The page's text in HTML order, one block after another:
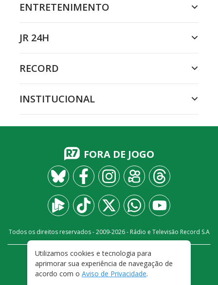
ENTRETENIMENTO
JR 24H
RECORD
INSTITUCIONAL
FORA DE JOGO
Todos os direitos reservados - 2009-2026- Rádio e Televisão Record S.A
FALE CONOSCO
PRIVACIDADE
TERMOS E CONDIÇÕES DE USO
Utilizamos cookies e tecnologia para
aprimorar sua experiência de navegação de
acordo com o Aviso de Privacidade.